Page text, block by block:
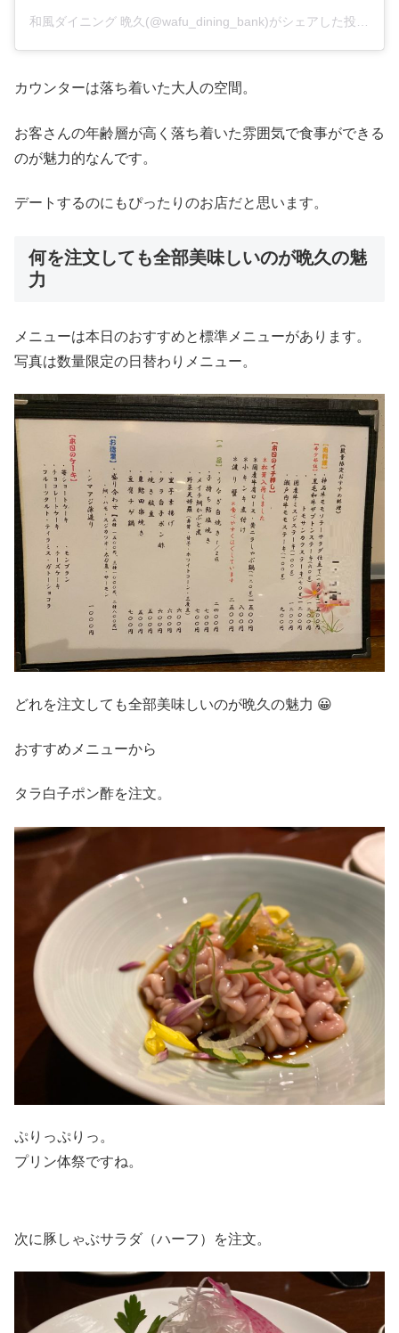
和風ダイニング 晩久(@wafu_dining_bank)がシェアした投稿
カウンターは落ち着いた大人の空間。
お客さんの年齢層が高く落ち着いた雰囲気で食事ができる
のが魅力的なんです。
デートするのにもぴったりのお店だと思います。
何を注文しても全部美味しいのが晩久の魅
力
メニューは本日のおすすめと標準メニューがあります。
写真は数量限定の日替わりメニュー。
どれを注文しても全部美味しいのが晩久の魅力 😀
おすすめメニューから
タラ白子ポン酢を注文。
ぷりっぷりっ。
プリン体祭ですね。
次に豚しゃぶサラダ（ハーフ）を注文。